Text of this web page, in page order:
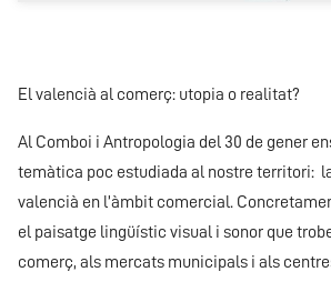
El valencià al comerç: utopia o realitat?
Al Comboi i Antropologia del 30 de gener
temàtica poc estudiada al nostre territori:
valencià en l’àmbit comercial.
el paisatge lingüístic visual i sonor que
comerç, als mercats municipals i als